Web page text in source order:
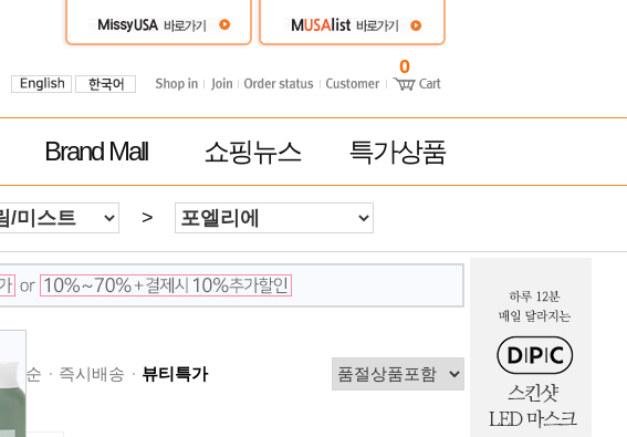
0
Brand Mall 쇼핑뉴스 특가상품
>
추천순 즉시배송 뷰티특가